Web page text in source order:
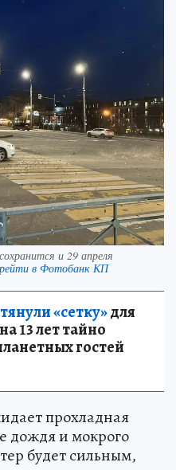
и 29 апреля
в Фотобанк КП
«сетку»для
13 лет тайно
гостей
прохладная
дождя и мокрого
будет сильным,